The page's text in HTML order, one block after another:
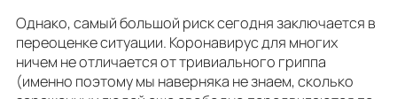
Однако, самый большой риск сегодня заключается в
переоценке ситуации. Коронавирус для многих
ничем не отличается от тривиального гриппа
(именно поэтому мы наверняка не знаем, сколько